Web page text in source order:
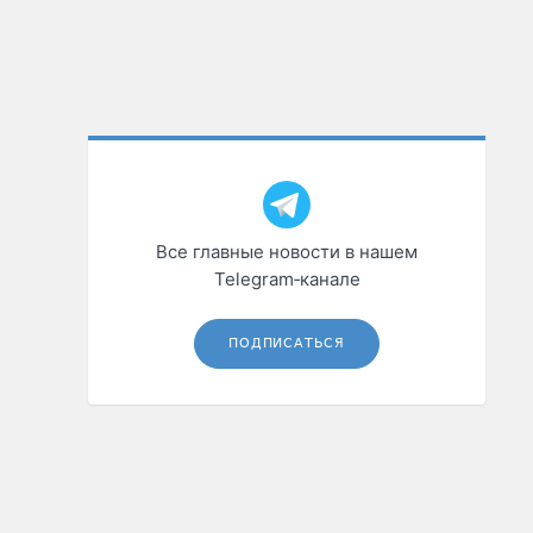
Все главные новости в нашем
Telegram‑канале
ПОДПИСАТЬСЯ